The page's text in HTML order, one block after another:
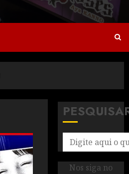
Nos siga no